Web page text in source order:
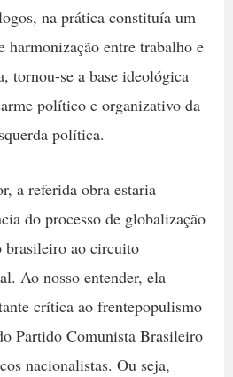
na prática constituía um
entre trabalho e
tornou-se a base ideológica
político e organizativo da
política.
a referida obra estaria
do processo de globalização
brasileiro ao circuito
Ao nosso entender, ela
crítica ao frentepopulismo
Partido Comunista Brasileiro
nacionalistas. Ou seja,